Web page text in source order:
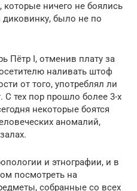
ничего не боялись
было не по
Пётр I, отменив плату за
наливать штоф
от того, употреблял ли
С тех пор прошло более 3-х
некоторые боятся
аномалий,
и этнографии, и в
посмотреть на
собранные со всех